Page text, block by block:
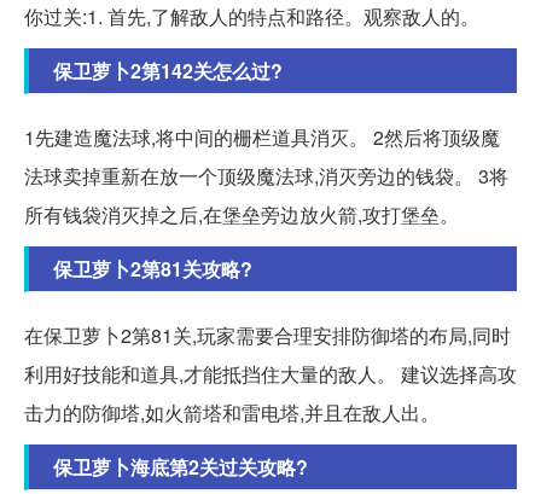
你过关:1. 首先,了解敌人的特点和路径。观察敌人的。
保卫萝卜2第142关怎么过?
1先建造魔法球,将中间的栅栏道具消灭。 2然后将顶级魔
法球卖掉重新在放一个顶级魔法球,消灭旁边的钱袋。 3将
所有钱袋消灭掉之后,在堡垒旁边放火箭,攻打堡垒。
保卫萝卜2第81关攻略?
在保卫萝卜2第81关,玩家需要合理安排防御塔的布局,同时
利用好技能和道具,才能抵挡住大量的敌人。 建议选择高攻
击力的防御塔,如火箭塔和雷电塔,并且在敌人出。
保卫萝卜海底第2关过关攻略?